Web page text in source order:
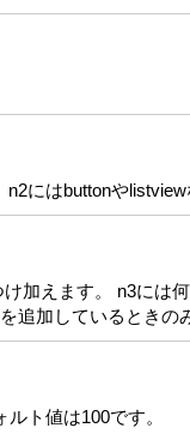
にはbuttonや
加えます。 n3に
追加しているときの
ト値は100です。